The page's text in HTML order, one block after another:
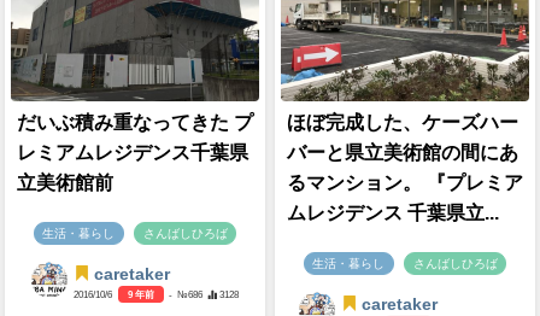
だいぶ積み重なってきた プ
レミアムレジデンス千葉県
立美術館前
生活・暮らし さんばしひろば
caretaker
2016/10/6 9 年前 - №686 3128
ほぼ完成した、ケーズハー
バーと県立美術館の間にあ
るマンション。 『プレミア
ムレジデンス 千葉県立...
生活・暮らし さんばしひろば
caretaker